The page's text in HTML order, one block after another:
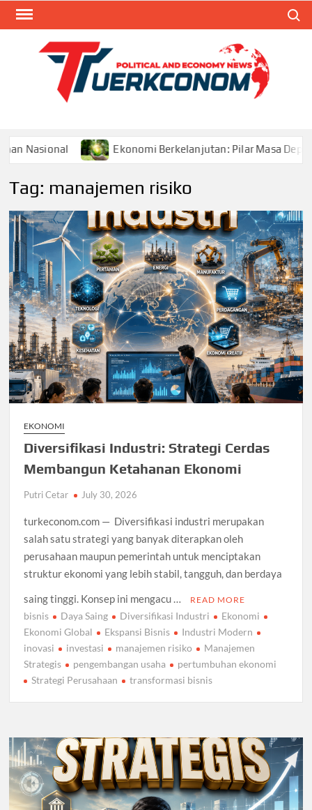
Skip
Ekonomi Berkelanjutan: Pilar Masa Depan
Tag: manajemen risiko
EKONOMI
Diversifikasi Industri: Strategi Cerdas
Membangun Ketahanan Ekonomi
Putri Cetar July 30, 2026
turkeconom.com — Diversifikasi industri merupakan
salah satu strategi yang banyak diterapkan oleh
perusahaan maupun pemerintah untuk menciptakan
struktur ekonomi yang lebih stabil, tangguh, dan berdaya
saing tinggi. Konsep ini mengacu …
READ MORE
bisnis Daya Saing Diversifikasi Industri
Ekonomi
Ekonomi Global
Ekspansi Bisnis
Industri Modern
inovasi
investasi manajemen risiko
Manajemen
Strategis
pengembangan usaha
pertumbuhan ekonomi
Strategi Perusahaan
transformasi bisnis